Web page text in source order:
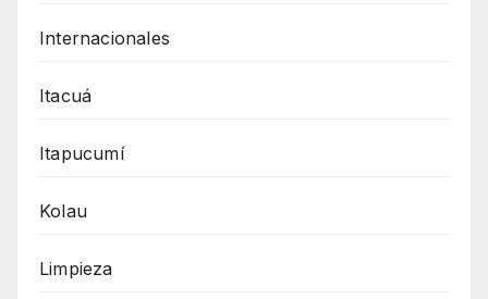
Internacionales
Itacuá
Itapucumí
Kolau
Limpieza